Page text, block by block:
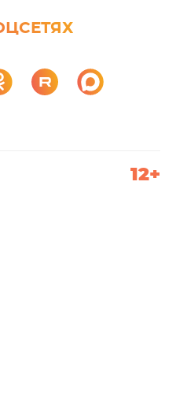
12+